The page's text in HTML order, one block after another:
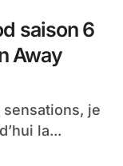
saison 6
Away
la...